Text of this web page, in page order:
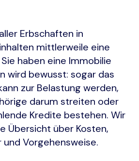
Erbschaften in
mittlerweile eine
haben eine Immobilie
wird bewusst: sogar das
zur Belastung werden,
darum streiten oder
Kredite bestehen. Wir
Übersicht über Kosten,
Vorgehensweise.